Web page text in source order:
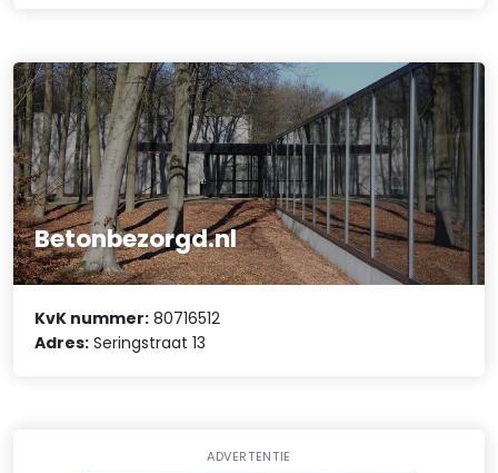
Betonbezorgd.nl
KvK nummer: 80716512
Adres: Seringstraat 13
ADVERTENTIE